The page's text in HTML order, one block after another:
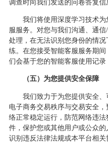
调查时向我们发送的问卷答复信
我们将使用深度学习技术
服服务。对您与我们沟通、通信
处理，在无法识别您身份的情况
练。在您接受智能客服服务期
们会基于您的智能客服使用记录
（五）为您提供安全保障
我们致力于为您提供安全
电子商务交易秩序与交易安全
络正常稳定运行，防范网络违
件，保护您或其他用户或公众
识别违反法律法规或本平台相